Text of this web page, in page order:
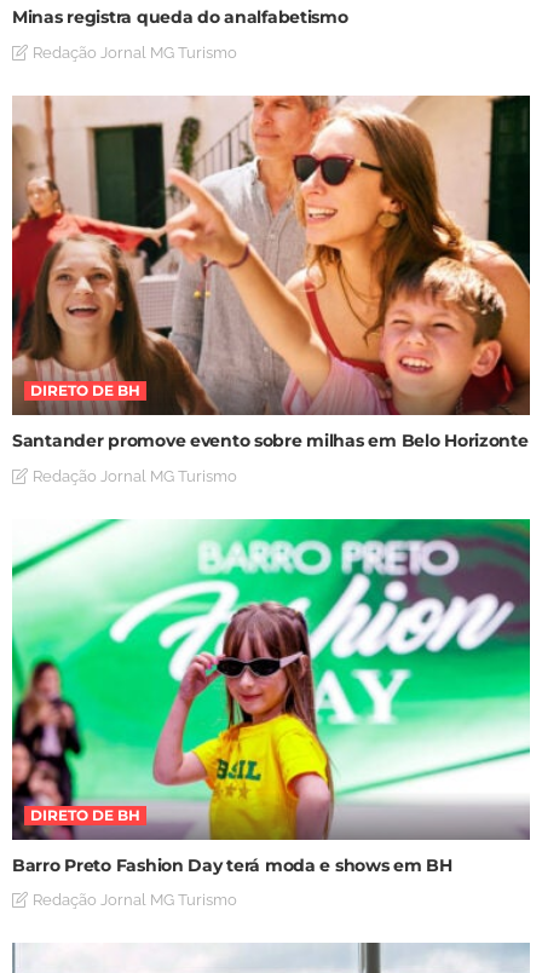
Minas registra queda do analfabetismo
Redação Jornal MG Turismo
DIRETO DE BH
Santander promove evento sobre milhas em Belo Horizonte
Redação Jornal MG Turismo
DIRETO DE BH
Barro Preto Fashion Day terá moda e shows em BH
Redação Jornal MG Turismo